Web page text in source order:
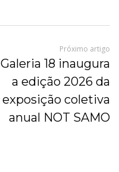
Próximo artigo
Galeria 18 inaugura
a edição 2026 da
exposição coletiva
anual NOT SAMO